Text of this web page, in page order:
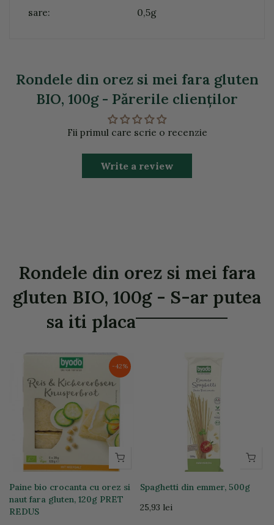
sare: 0,5g
Rondele din orez si mei fara gluten
BIO, 100g - Părerile clienţilor
Fii primul care scrie o recenzie
Write a review
Rondele din orez si mei fara
gluten BIO, 100g - S-ar putea
sa iti placa
-42%
Paine bio crocanta cu orez si
naut fara gluten, 120g PRET
REDUS
Spaghetti din emmer, 500g
25,93 lei